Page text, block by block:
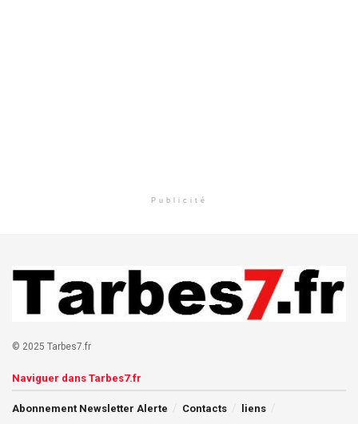
Publicité
© 2025 Tarbes7.fr
Naviguer dans Tarbes7.fr
Abonnement Newsletter Alerte Contacts liens